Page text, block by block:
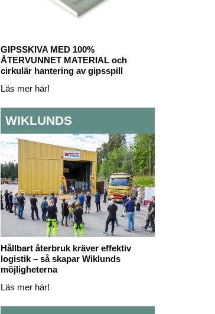
GIPSSKIVA MED 100%
ÅTERVUNNET MATERIAL och
cirkulär hantering av gipsspill
Läs mer här!
WIKLUNDS
Hållbart återbruk kräver effektiv
logistik – så skapar Wiklunds
möjligheterna
Läs mer här!